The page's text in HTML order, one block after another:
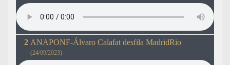
ANAPONF-Álvaro Calafat desfila MadridRio
(24/09/2023)